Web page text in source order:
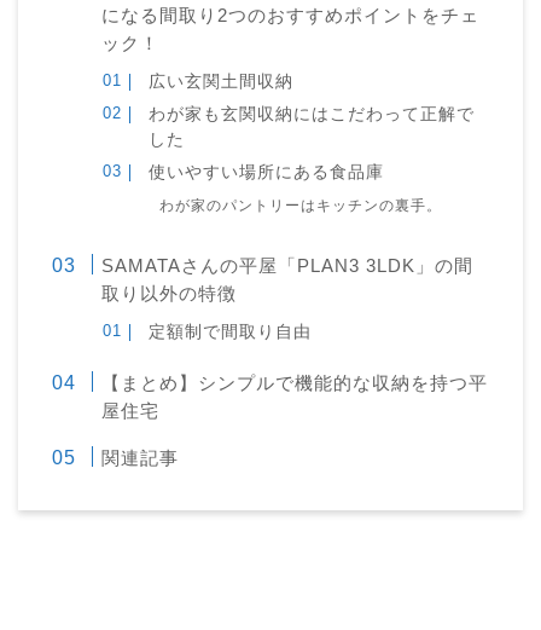
になる間取り2つのおすすめポイントをチェ
ック！
広い玄関土間収納
わが家も玄関収納にはこだわって正解で
した
使いやすい場所にある食品庫
わが家のパントリーはキッチンの裏手。
SAMATAさんの平屋「PLAN3 3LDK」の間
取り以外の特徴
定額制で間取り自由
【まとめ】シンプルで機能的な収納を持つ平
屋住宅
関連記事